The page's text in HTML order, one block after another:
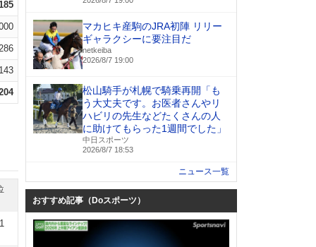
マカヒキ産駒のJRA初陣 リリー
ギャラクシーに要注目だ
netkeiba
2026/8/7 19:00
松山騎手が札幌で騎乗再開「も
う大丈夫です。お医者さんやリ
ハビリの先生などたくさんの人
に助けてもらった1週間でした」
中日スポーツ
2026/8/7 18:53
ニュース一覧
おすすめ記事（Doスポーツ）